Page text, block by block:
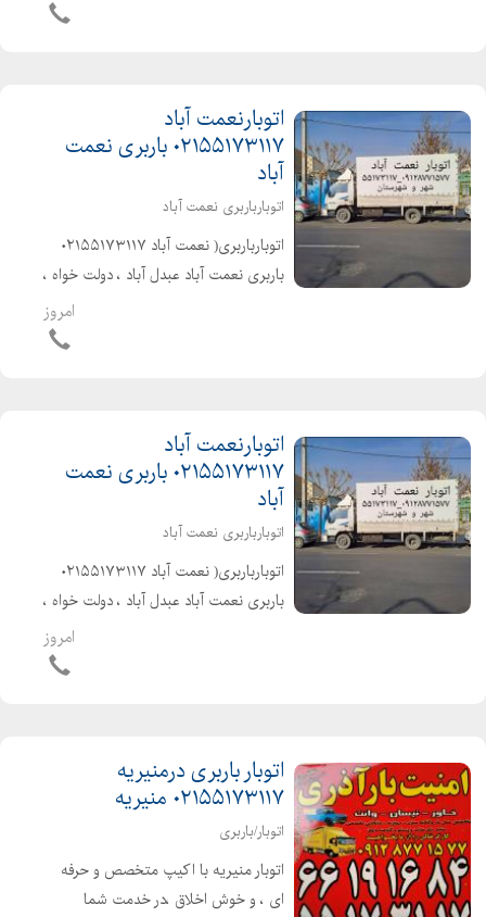
شهرستان با کارگران مخصوص اثاث کشی
اتوبارنعمت آباد
۰۲۱۵۵۱۷۳۱۱۷ باربری نعمت
آباد
اتوبارباربری نعمت آباد
اتوبارباربری( نعمت آباد ۰۲۱۵۵۱۷۳۱۱۷
باربری نعمت آباد عبدل آباد ، دولت خواه ،
پاسگاه )حمل تخصصی بارواثاثیه منزل .
ادارات . شرکتها شهر و شهرستان با کارگران
امروز
اتوبارنعمت آباد
۰۲۱۵۵۱۷۳۱۱۷ باربری نعمت
آباد
اتوبارباربری نعمت آباد
اتوبارباربری( نعمت آباد ۰۲۱۵۵۱۷۳۱۱۷
باربری نعمت آباد عبدل آباد ، دولت خواه ،
پاسگاه )حمل تخصصی بارواثاثیه منزل .
ادارات . شرکتها شهر و شهرستان با کارگران
امروز
اتوبار باربری درمنیریه
۰۲۱۵۵۱۷۳۱۱۷ منیریه
اتوبار/باربری
اتوبار منیریه با اکیپ متخصص و حرفه
ای ، و خوش اخلاق ،در خدمت شما